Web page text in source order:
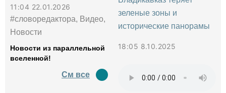
11:04 22.01.2026
#словоредактора, Видео,
Новости
Новости из параллельной
вселенной!
См все
18:05 8.10.2025